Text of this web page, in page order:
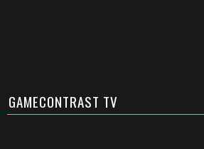
GAMECONTRAST TV